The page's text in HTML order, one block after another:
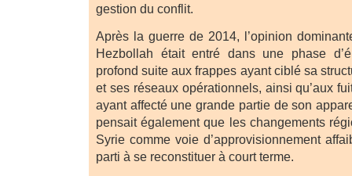
gestion du conflit.
Après la guerre de 2014, l’opinion
Hezbollah était entré dans une phase
profond suite aux frappes ayant ciblé sa
et ses réseaux opérationnels, ainsi qu’aux
ayant affecté une grande partie de son
pensait également que les changements
Syrie comme voie d’approvisionnement
parti à se reconstituer à court terme.